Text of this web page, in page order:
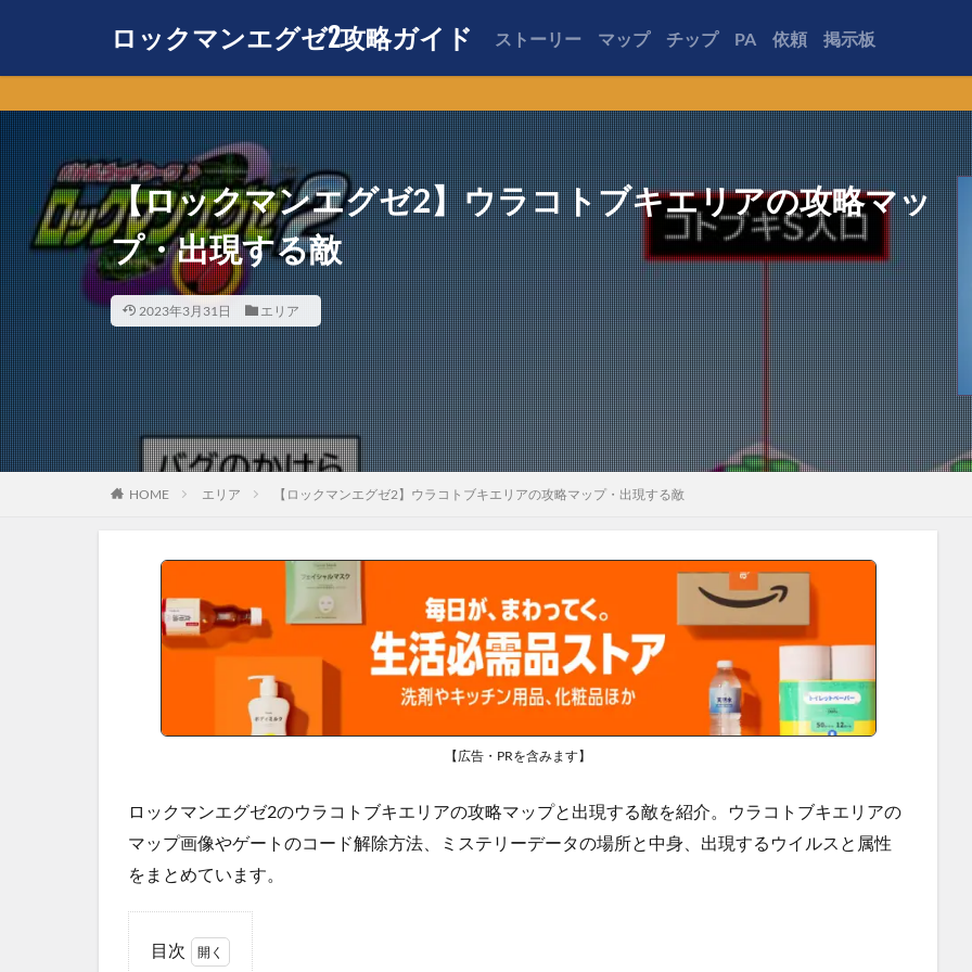
ロックマンエグゼ2攻略ガイド ストーリー マップ チップ PA 依頼 掲示板
【ロックマンエグゼ2】ウラコトブキエリアの攻略マッ
プ・出現する敵
2023年3月31日 エリア
HOME エリア 【ロックマンエグゼ2】ウラコトブキエリアの攻略マップ・出現する敵
【広告・PRを含みます】
ロックマンエグゼ2のウラコトブキエリアの攻略マップと出現する敵を紹介。ウラコトブキエリアの
マップ画像やゲートのコード解除方法、ミステリーデータの場所と中身、出現するウイルスと属性
をまとめています。
目次